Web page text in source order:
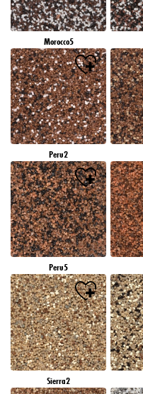
Morocco5
Peru2
Peru5
Sierra2